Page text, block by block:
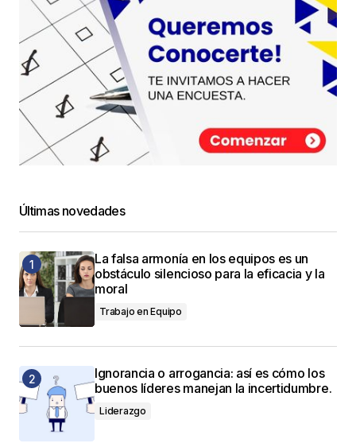
Últimas novedades
La falsa armonía en los equipos es un
obstáculo silencioso para la eficacia y la
moral
Trabajo en Equipo
Ignorancia o arrogancia: así es cómo los
buenos líderes manejan la incertidumbre.
Liderazgo